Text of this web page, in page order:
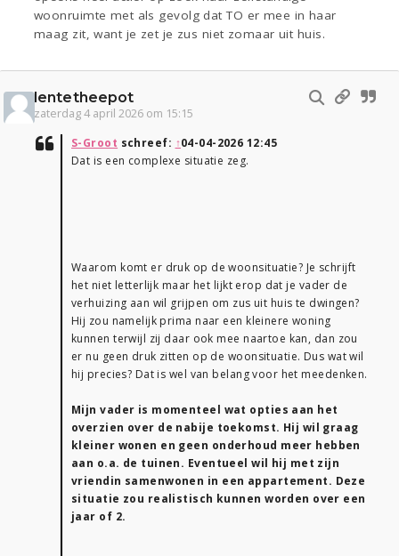
woonruimte met als gevolg dat TO er mee in haar
maag zit, want je zet je zus niet zomaar uit huis.
lentetheepot
zaterdag 4 april 2026 om 15:15
S-Groot schreef: ↑04-04-2026 12:45
Dat is een complexe situatie zeg.
Waarom komt er druk op de woonsituatie? Je schrijft
het niet letterlijk maar het lijkt erop dat je vader de
verhuizing aan wil grijpen om zus uit huis te dwingen?
Hij zou namelijk prima naar een kleinere woning
kunnen terwijl zij daar ook mee naartoe kan, dan zou
er nu geen druk zitten op de woonsituatie. Dus wat wil
hij precies? Dat is wel van belang voor het meedenken.
Mijn vader is momenteel wat opties aan het
overzien over de nabije toekomst. Hij wil graag
kleiner wonen en geen onderhoud meer hebben
aan o.a. de tuinen. Eventueel wil hij met zijn
vriendin samenwonen in een appartement. Deze
situatie zou realistisch kunnen worden over een
jaar of 2.